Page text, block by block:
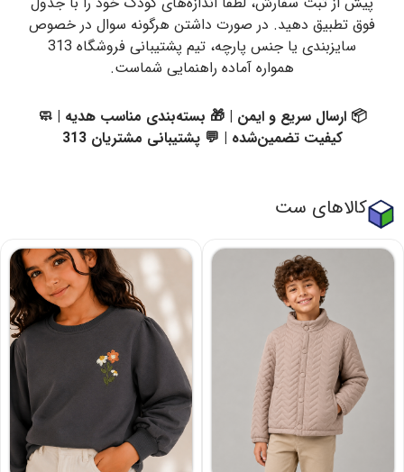
فوق تطبیق دهید. در صورت داشتن هرگونه سوال در خصوص
سایزبندی یا جنس پارچه، تیم پشتیبانی فروشگاه 313
همواره آماده راهنمایی شماست.
📦 ارسال سریع و ایمن | 🎁 بسته‌بندی مناسب هدیه | 🧼
کیفیت تضمین‌شده | 💬 پشتیبانی مشتریان 313
کالاهای ست